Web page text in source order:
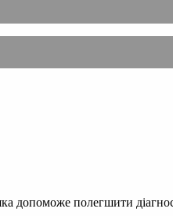
допоможе полегшити